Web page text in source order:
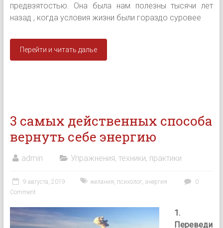
предвзятостью. Она была нам полезны тысячи лет
назад , когда условия жизни были гораздо суровее
Перейти и читать далье
3 самых действенных способа
вернуть себе энергию
admin Упражнения, техники, практики
9 августа, 2019 желания, психолог, энергия
0
Comment
1.
Переведи